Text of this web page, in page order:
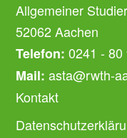
Allgemeiner
52062 Aachen
Telefon: 0241 -
Mail: asta@rwth-
Kontakt